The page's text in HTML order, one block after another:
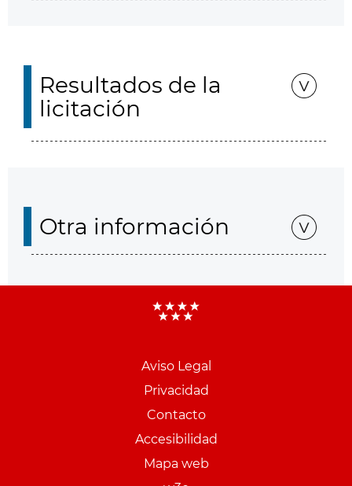
Resultados de la
licitación
Otra información
Aviso Legal
Privacidad
Contacto
Accesibilidad
Mapa web